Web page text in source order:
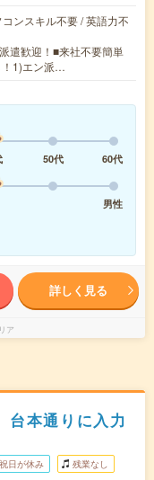
ンスキル不要 / 英語力不
遣歓迎！■来社不要簡単
！1)エン派…
50代
60代
男性
詳しく見る
ア
台本通りに入力
日が休み 残業なし